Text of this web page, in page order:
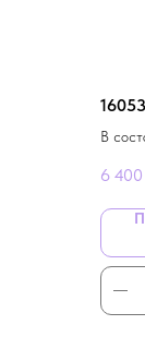
В
2
6 400